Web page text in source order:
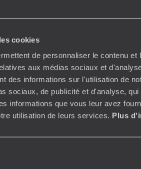
cookies
de personnaliser le contenu et
aux médias sociaux et
des informations sur l'utilisation de
sociaux, de publicité et d'analyse,
informations que vous leur avez
utilisation de leurs services. Plus
. Seule piscine de sources chaudes du
dans une eau minérale naturellement
Une tradition que l'on ne saurait
captivantes tandis que les paysages